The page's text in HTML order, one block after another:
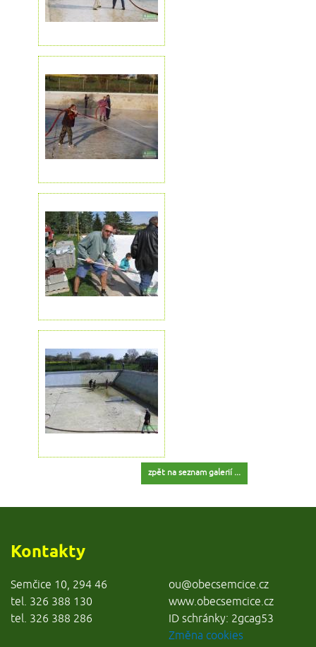
zpět na seznam galerií ...
Kontakty
Semčice 10, 294 46
tel. 326 388 130
tel. 326 388 286
ou@obecsemcice.cz
www.obecsemcice.cz
ID schránky: 2gcag53
Změna cookies